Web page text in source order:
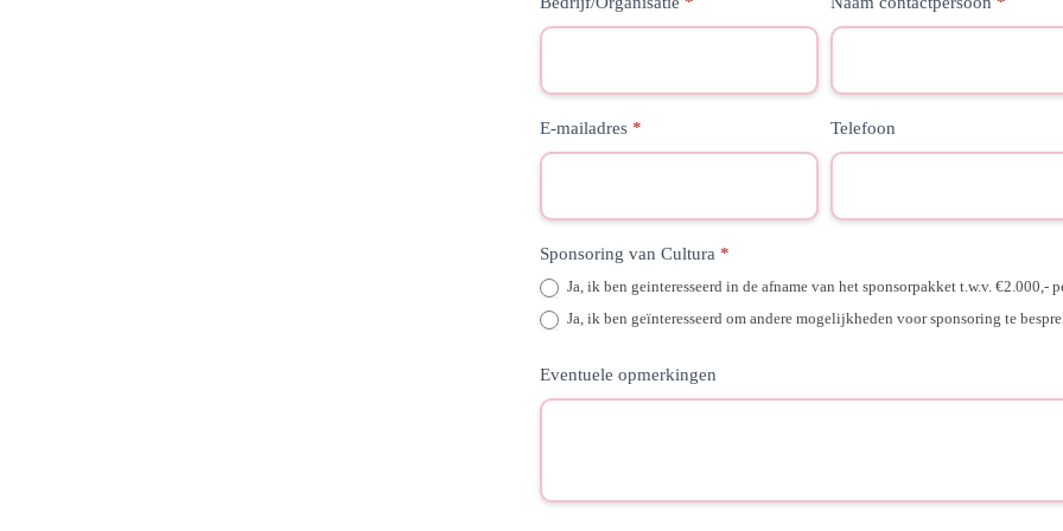
informatie
E-mailadres * Telefoon
Sponsoring van Cultura *
Ja, ik ben geinteresseerd in de afname van het sponsorpakket t.w.v. €2.000,-
Ja, ik ben geïnteresseerd om andere mogelijkheden voor sponsoring te
Eventuele opmerkingen